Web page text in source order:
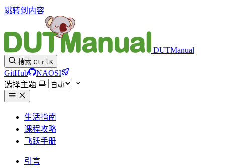
跳转到内容
DUTManual
搜索 CtrlK
GitHub
NAOSI
选择主题
生活指南
课程攻略
飞跃手册
引言